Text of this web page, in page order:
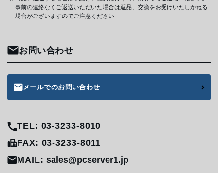
事前の連絡なくご返送いただいた場合は返品、交換をお受けいたしかねる
場合がございますのでご注意ください
お問い合わせ
メールでのお問い合わせ
TEL: 03-3233-8010
FAX: 03-3233-8011
MAIL:sales@pcserver1.jp